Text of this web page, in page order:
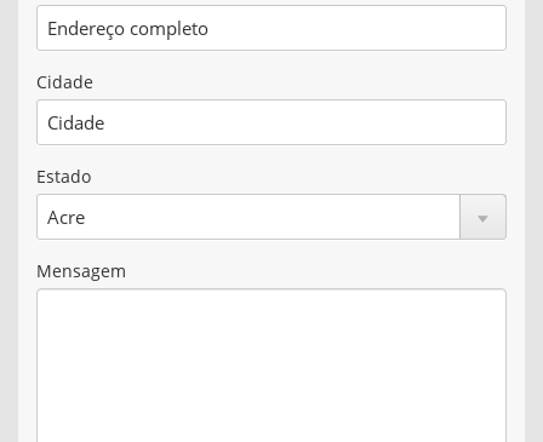
Cidade
Estado
Mensagem